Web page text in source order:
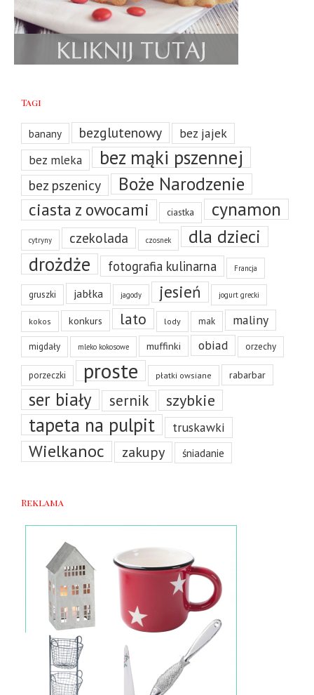
Tagi
banany bezglutenowy bez jajek
bez mleka bez mąki pszennej
bez pszenicy Boże Narodzenie
ciasta z owocami ciastka cynamon
cytryny czekolada czosnek dla dzieci
drożdże fotografia kulinarna Francja
gruszki jabłka jagody jesień jogurt grecki
kokos konkurs lato lody mak maliny
migdały mleko kokosowe muffinki obiad orzechy
porzeczki proste płatki owsiane rabarbar
ser biały sernik szybkie
tapeta na pulpit truskawki
Wielkanoc zakupy śniadanie
Reklama